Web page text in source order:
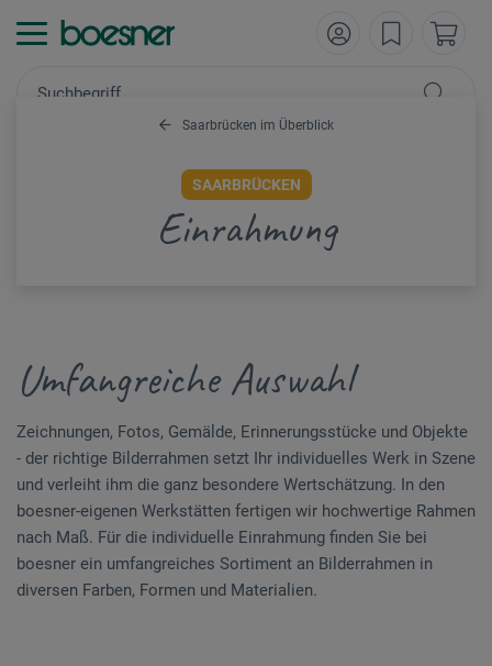
Saarbrücken im Überblick
SAARBRÜCKEN
Einrahmung
Umfangreiche Auswahl
Zeichnungen, Fotos, Gemälde, Erinnerungsstücke und Objekte
- der richtige Bilderrahmen setzt Ihr individuelles Werk in Szene
und verleiht ihm die ganz besondere Wertschätzung. In den
boesner-eigenen Werkstätten fertigen wir hochwertige Rahmen
nach Maß. Für die individuelle Einrahmung finden Sie bei
boesner ein umfangreiches Sortiment an Bilderrahmen in
diversen Farben, Formen und Materialien.